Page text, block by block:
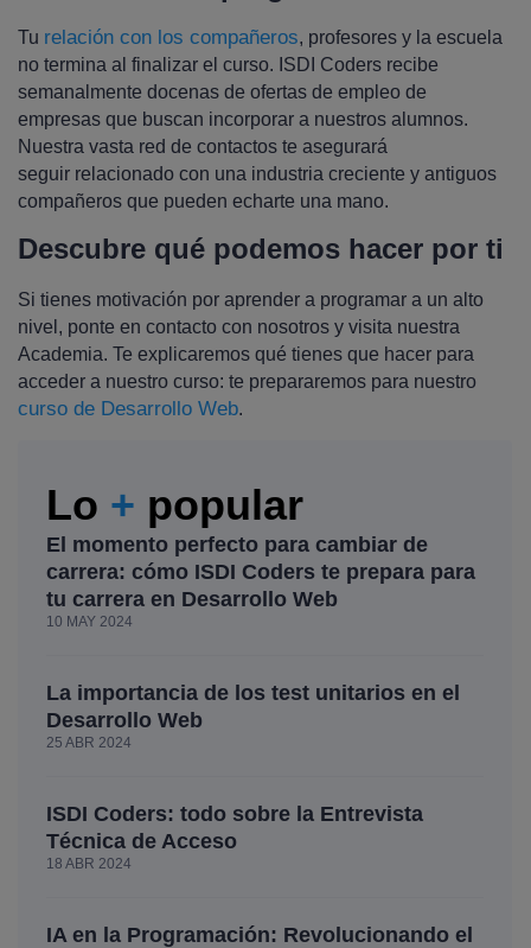
Tu relación con los compañeros, profesores y la escuela
no termina al finalizar el curso. ISDI Coders recibe
semanalmente docenas de ofertas de empleo de
empresas que buscan incorporar a nuestros alumnos.
Nuestra vasta red de contactos te asegurará
seguir relacionado con una industria creciente y antiguos
compañeros que pueden echarte una mano.
Descubre qué podemos hacer por ti
Si tienes motivación por aprender a programar a un alto
nivel, ponte en contacto con nosotros y visita nuestra
Academia. Te explicaremos qué tienes que hacer para
acceder a nuestro curso: te prepararemos para nuestro
curso de Desarrollo Web.
Lo + popular
El momento perfecto para cambiar de
carrera: cómo ISDI Coders te prepara para
tu carrera en Desarrollo Web
10 MAY 2024
La importancia de los test unitarios en el
Desarrollo Web
25 ABR 2024
ISDI Coders: todo sobre la Entrevista
Técnica de Acceso
18 ABR 2024
IA en la Programación: Revolucionando el